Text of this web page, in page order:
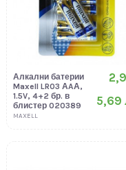
Алкални батерии
Maxell LR03 АAА,
1.5V, 4+2 бр. в
блистер 020389
MAXELL
5,69